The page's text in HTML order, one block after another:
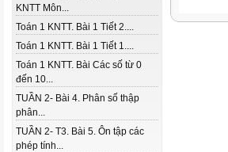
KNTT Môn...
Toán 1 KNTT. Bài 1 Tiết 2....
Toán 1 KNTT. Bài 1 Tiết 1....
Toán 1 KNTT. Bài Các số từ 0
đến 10...
TUẦN 2- Bài 4. Phân số thập
phân...
TUẦN 2- T3. Bài 5. Ôn tập các
phép tính...